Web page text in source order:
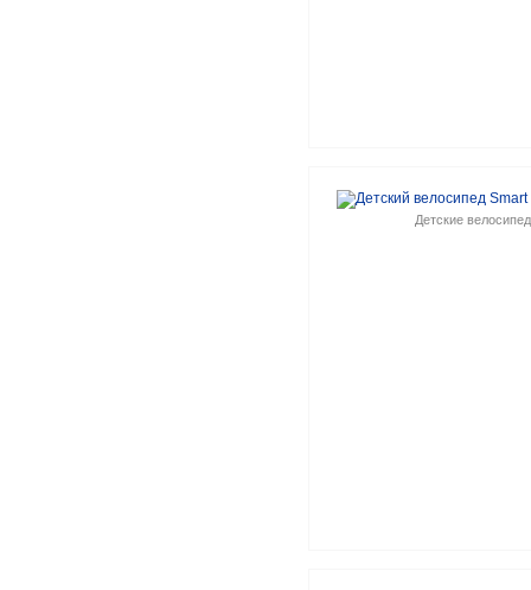
Детские